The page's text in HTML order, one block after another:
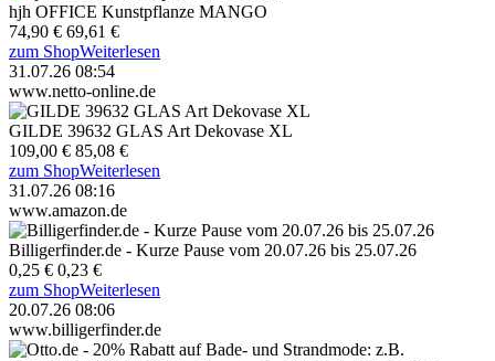
hjh OFFICE Kunstpflanze MANGO
74,90 € 69,61 €
zum ShopWeiterlesen
31.07.26 08:54
www.netto-online.de
GILDE 39632 GLAS Art Dekovase XL
109,00 € 85,08 €
zum ShopWeiterlesen
31.07.26 08:16
www.amazon.de
Billigerfinder.de - Kurze Pause vom 20.07.26 bis 25.07.26
0,25 € 0,23 €
zum ShopWeiterlesen
20.07.26 08:06
www.billigerfinder.de